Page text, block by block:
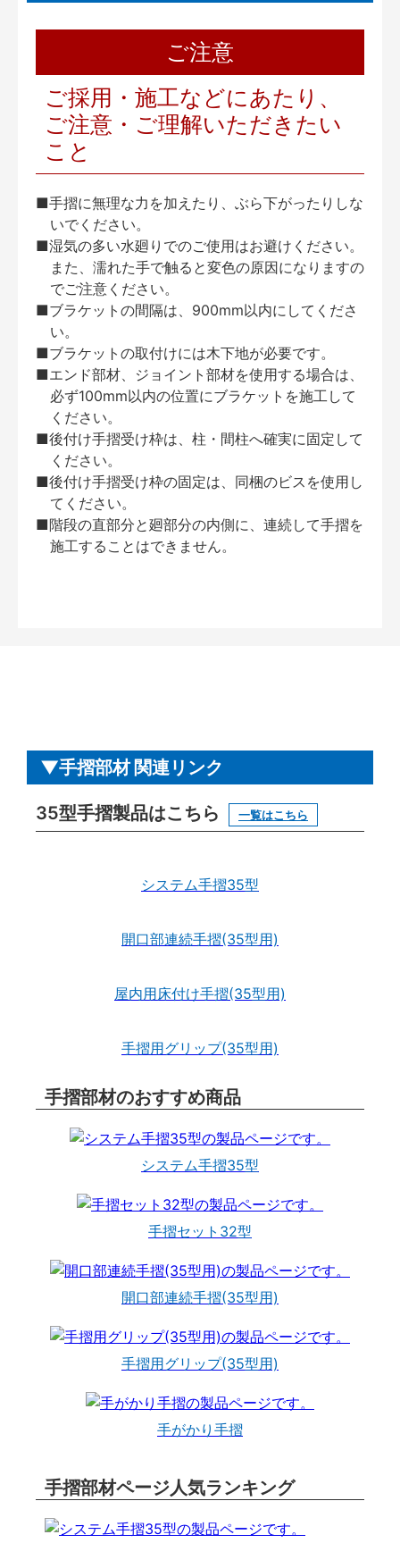
ご注意
ご採用・施工などにあたり、
ご注意・ご理解いただきたい
こと
■手摺に無理な力を加えたり、ぶら下がったりしな
いでください。
■湿気の多い水廻りでのご使用はお避けください。
また、濡れた手で触ると変色の原因になりますの
でご注意ください。
■ブラケットの間隔は、900mm以内にしてくださ
い。
■ブラケットの取付けには木下地が必要です。
■エンド部材、ジョイント部材を使用する場合は、
必ず100mm以内の位置にブラケットを施工して
ください。
■後付け手摺受け枠は、柱・間柱へ確実に固定して
ください。
■後付け手摺受け枠の固定は、同梱のビスを使用し
てください。
■階段の直部分と廻部分の内側に、連続して手摺を
施工することはできません。
手摺部材 関連リンク
35型手摺製品はこちら 一覧はこちら
システム手摺35型
開口部連続手摺(35型用)
屋内用床付け手摺(35型用)
手摺用グリップ(35型用)
手摺部材のおすすめ商品
システム手摺35型
手摺セット32型
開口部連続手摺(35型用)
手摺用グリップ(35型用)
手がかり手摺
手摺部材ページ人気ランキング